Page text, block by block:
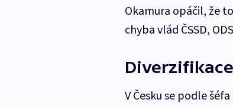
Okamura opáčil, že
chyba vlád ČSSD,
V Česku se podle